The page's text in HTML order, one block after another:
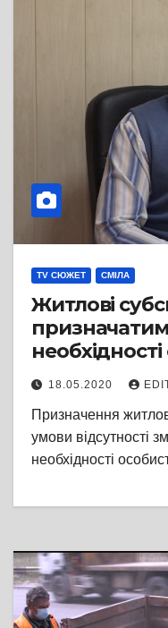
TV СЮЖЕТ СМІЛА
Житлові
звернення
18.05.2020
Призначення
умови відсутності
необхідності